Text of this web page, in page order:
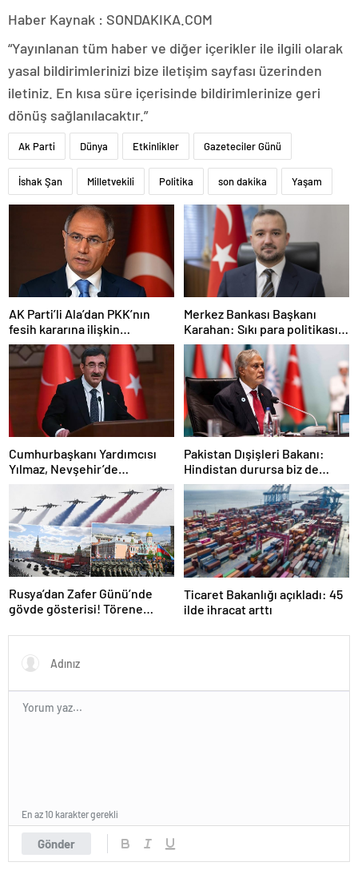
Haber Kaynak : SONDAKIKA.COM
“Yayınlanan tüm haber ve diğer içerikler ile ilgili olarak
yasal bildirimlerinizi bize iletişim sayfası üzerinden
iletiniz. En kısa süre içerisinde bildirimlerinize geri
dönüş sağlanılacaktır.”
Ak Parti Dünya Etkinlikler Gazeteciler Günü
İshak Şan Milletvekili Politika son dakika Yaşam
AK Parti’li Ala’dan PKK’nın
fesih kararına ilişkin
açıklama: Pazarlık söz konusu
değildir
Merkez Bankası Başkanı
Karahan: Sıkı para politikası
duruşumuz sürecek
Cumhurbaşkanı Yardımcısı
Yılmaz, Nevşehir’de
temaslarda bulundu! ‘Hiç
kimsenin tereddütü olmasın’
Pakistan Dışişleri Bakanı:
Hindistan durursa biz de
duracağız
Rusya’dan Zafer Günü’nde
gövde gösterisi! Törene
Ticaret Bakanlığı açıkladı: 45
ilde ihracat arttı
Gönder
En az 10 karakter gerekli